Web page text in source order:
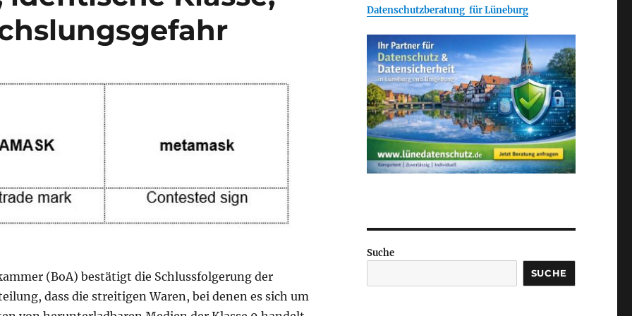
(BoA) bestätigt die Schlussfolgerung der
dass die streitigen Waren, bei denen es sich um
Datenschutzberatung für Lüneburg
Suche
SUCHE